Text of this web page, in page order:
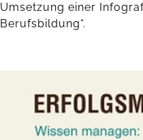
Umsetzung einer
Berufsbildung“.